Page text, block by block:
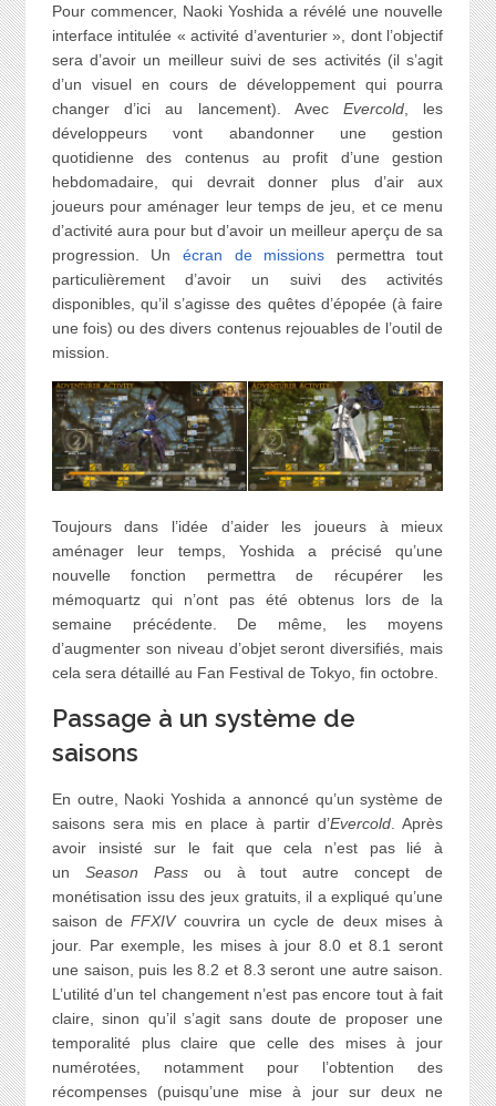
Pour commencer, Naoki Yoshida a révélé une nouvelle
interface intitulée « activité d’aventurier », dont l’objectif
sera d’avoir un meilleur suivi de ses activités (il s’agit
d’un visuel en cours de développement qui pourra
changer d’ici au lancement). Avec Evercold, les
développeurs vont abandonner une gestion
quotidienne des contenus au profit d’une gestion
hebdomadaire, qui devrait donner plus d’air aux
joueurs pour aménager leur temps de jeu, et ce menu
d’activité aura pour but d’avoir un meilleur aperçu de sa
progression. Un écran de missions permettra tout
particulièrement d’avoir un suivi des activités
disponibles, qu’il s’agisse des quêtes d’épopée (à faire
une fois) ou des divers contenus rejouables de l’outil de
mission.
Toujours dans l’idée d’aider les joueurs à mieux
aménager leur temps, Yoshida a précisé qu’une
nouvelle fonction permettra de récupérer les
mémoquartz qui n’ont pas été obtenus lors de la
semaine précédente. De même, les moyens
d’augmenter son niveau d’objet seront diversifiés, mais
cela sera détaillé au Fan Festival de Tokyo, fin octobre.
Passage à un système de
saisons
En outre, Naoki Yoshida a annoncé qu’un système de
saisons sera mis en place à partir d’Evercold. Après
avoir insisté sur le fait que cela n’est pas lié à
un Season Passou à tout autre concept de
monétisation issu des jeux gratuits, il a expliqué qu’une
saison deFFXIVcouvrira un cycle de deux mises à
jour. Par exemple, les mises à jour 8.0 et 8.1 seront
une saison, puis les 8.2 et 8.3 seront une autre saison.
L’utilité d’un tel changement n’est pas encore tout à fait
claire, sinon qu’il s’agit sans doute de proposer une
temporalité plus claire que celle des mises à jour
numérotées, notamment pour l’obtention des
récompenses (puisqu’une mise à jour sur deux ne